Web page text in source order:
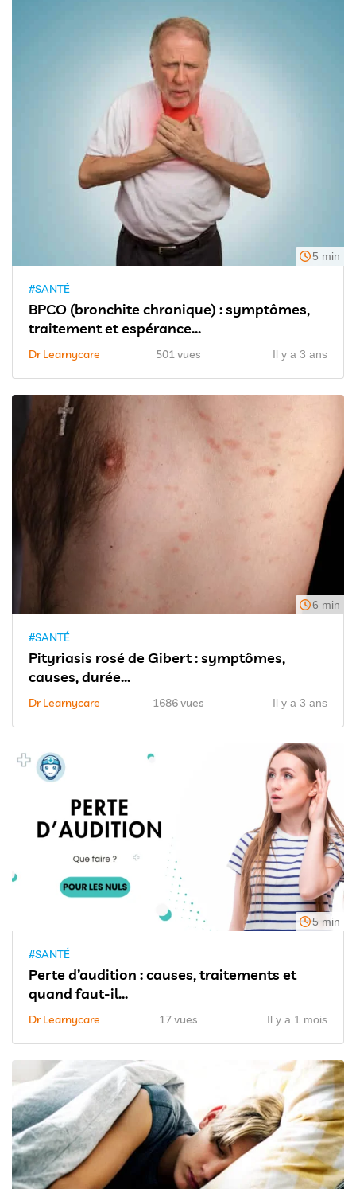
5 min
#SANTÉ
BPCO (bronchite chronique) : symptômes,
traitement et espérance...
Dr Learnycare 501 vues Il y a 3 ans
6 min
#SANTÉ
Pityriasis rosé de Gibert : symptômes,
causes, durée...
Dr Learnycare 1686 vues Il y a 3 ans
5 min
#SANTÉ
Perte d’audition : causes, traitements et
quand faut-il...
Dr Learnycare 17 vues Il y a 1 mois